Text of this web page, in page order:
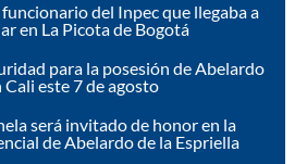
del Inpec que llegaba a
en La Picota de Bogotá
para la posesión de Abelardo
Cali este 7 de agosto
será invitado de honor en la
de Abelardo de la Espriella